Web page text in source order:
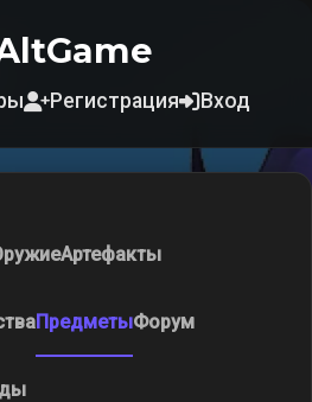
Регистрация Вход
Артефакты
ПредметыФорум